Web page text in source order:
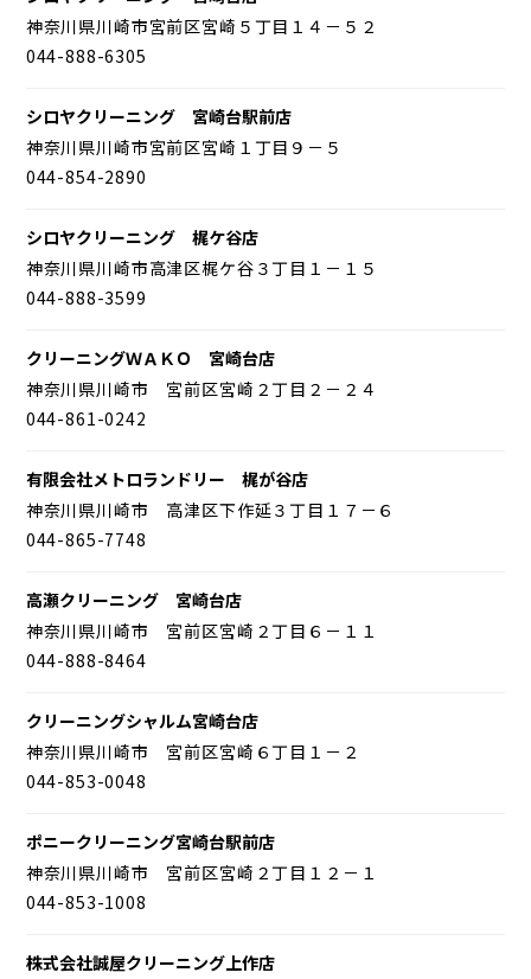
神奈川県川崎市宮前区宮崎５丁目１４－５２
044-888-6305
シロヤクリーニング 宮崎台駅前店
神奈川県川崎市宮前区宮崎１丁目９－５
044-854-2890
シロヤクリーニング 梶ケ谷店
神奈川県川崎市高津区梶ケ谷３丁目１－１５
044-888-3599
クリーニングＷＡＫＯ 宮崎台店
神奈川県川崎市 宮前区宮崎２丁目２－２４
044-861-0242
有限会社メトロランドリー 梶が谷店
神奈川県川崎市 高津区下作延３丁目１７－６
044-865-7748
高瀬クリーニング 宮崎台店
神奈川県川崎市 宮前区宮崎２丁目６－１１
044-888-8464
クリーニングシャルム宮崎台店
神奈川県川崎市 宮前区宮崎６丁目１－２
044-853-0048
ポニークリーニング宮崎台駅前店
神奈川県川崎市 宮前区宮崎２丁目１２－１
044-853-1008
株式会社誠屋クリーニング上作店